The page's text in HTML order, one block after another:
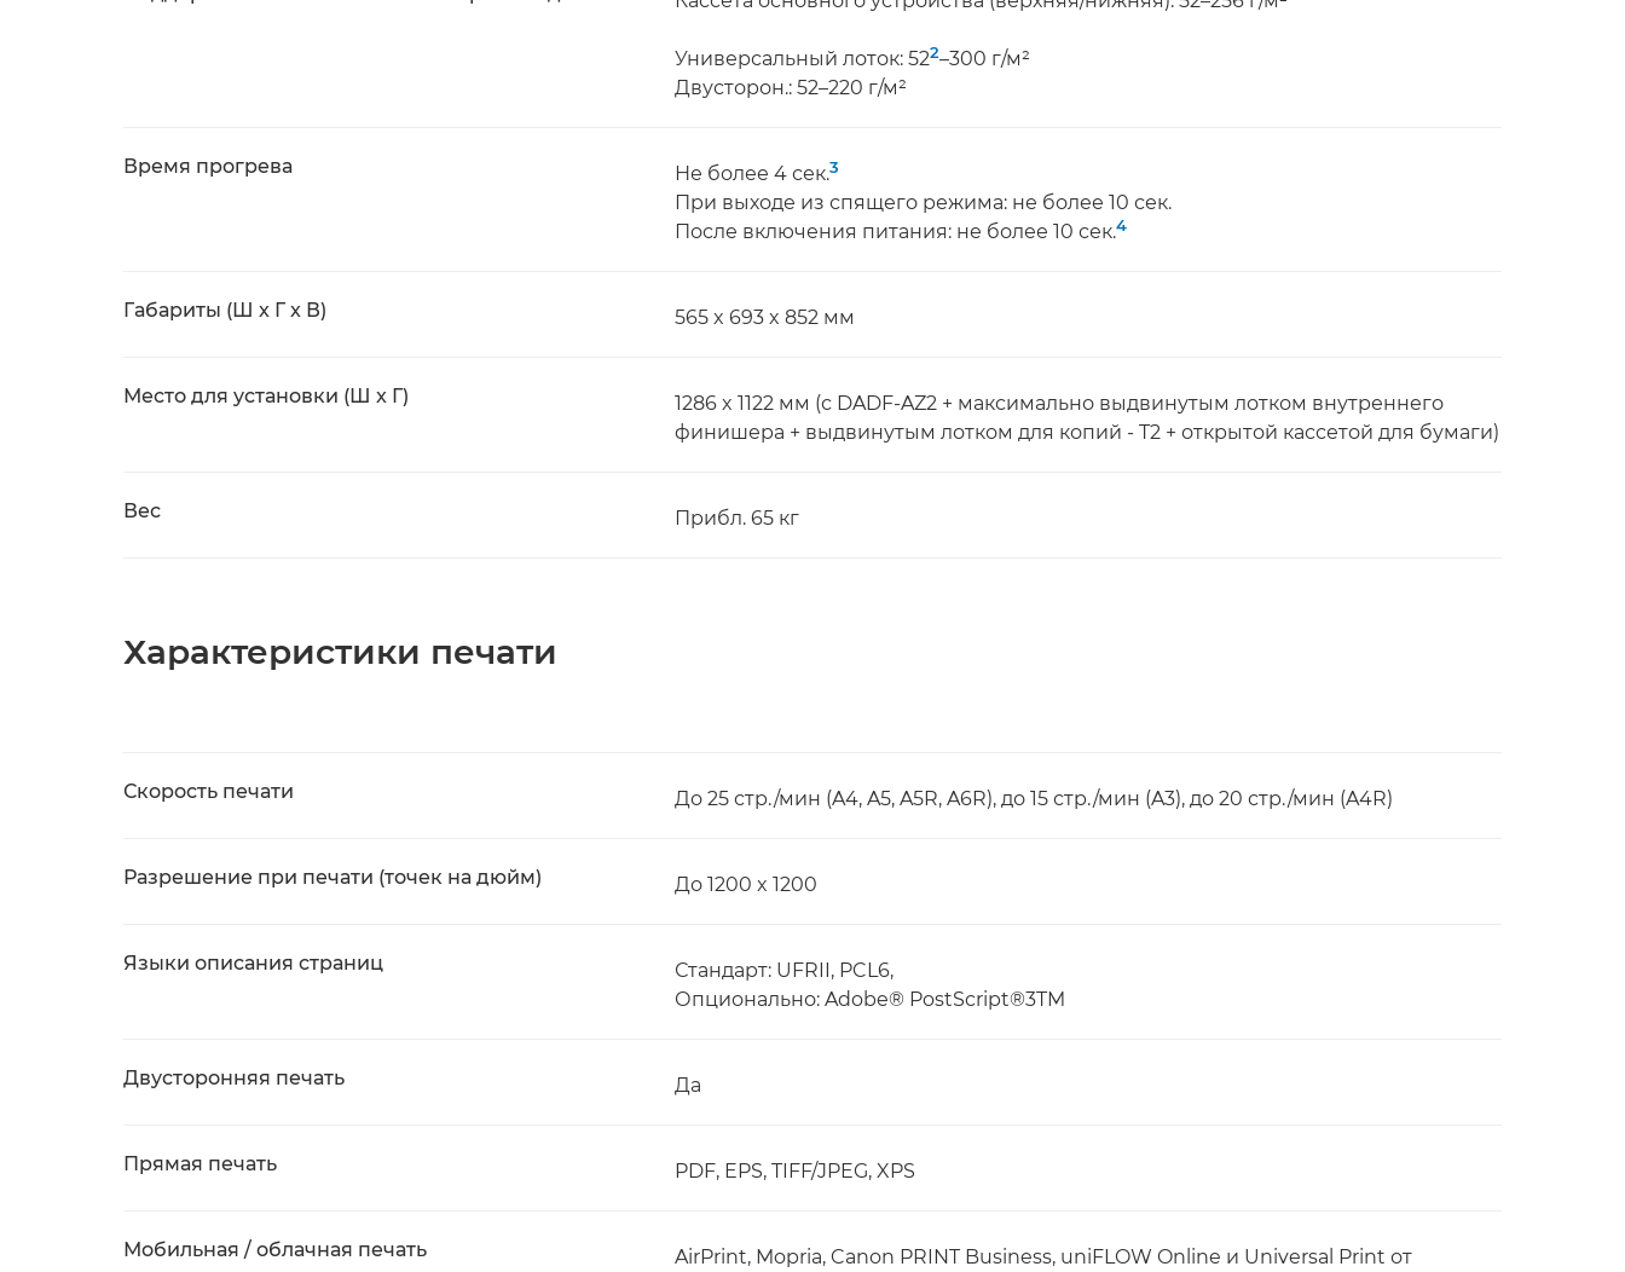
Универсальный лоток: 522–300 г/м²
Двусторон.: 52–220 г/м²
Время прогрева Не более 4 сек.3
При выходе из спящего режима: не более 10 сек.
После включения питания: не более 10 сек.4
Габариты (Ш x Г x В) 565 x 693 x 852 мм
Место для установки (Ш x Г)
1286 x 1122 мм (с DADF-AZ2 + максимально выдвинутым лотком внутреннего
финишера + выдвинутым лотком для копий - T2 + открытой кассетой для бумаги)
Вес Прибл. 65 кг
Характеристики печати
Скорость печати До 25 стр./мин (A4, A5, A5R, A6R), до 15 стр./мин (A3), до 20 стр./мин (A4R)
Разрешение при печати (точек на дюйм) До 1200 x 1200
Языки описания страниц
Стандарт: UFRII, PCL6,
Опционально: Adobe® PostScript®3TM
Двусторонняя печать Да
Прямая печать PDF, EPS, TIFF/JPEG, XPS
Мобильная / облачная печать AirPrint, Mopria, Canon PRINT Business, uniFLOW Online и Universal Print от